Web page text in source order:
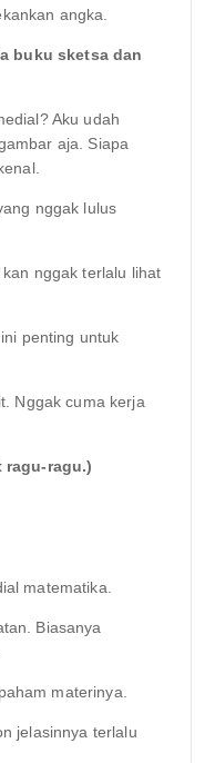
angka.
buku sketsa dan
Aku udah
aja. Siapa
nggak lulus
nggak terlalu lihat
penting untuk
Nggak cuma kerja
ragu-ragu.)
matematika.
Biasanya
materinya.
jelasinnya terlalu